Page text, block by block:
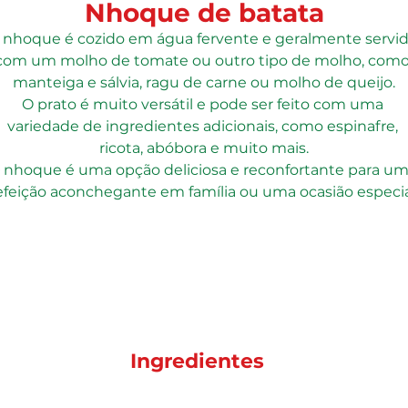
Nhoque de batata
nhoque é cozido em água fervente e geralmente
um molho de tomate ou outro tipo de molho,
manteiga e sálvia, ragu de carne ou molho de queijo.
O prato é muito versátil e pode ser feito com uma
variedade de ingredientes adicionais, como espinafre,
ricota, abóbora e muito mais.
nhoque é uma opção deliciosa e reconfortante para
aconchegante em família ou uma ocasião
Ingredientes